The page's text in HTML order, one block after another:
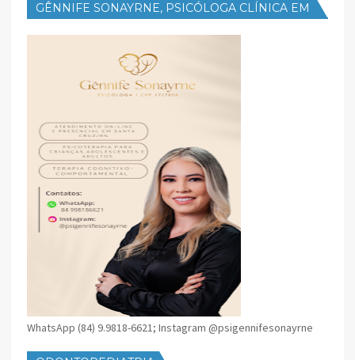
GÊNNIFE SONAYRNE, PSICÓLOGA CLÍNICA EM
WhatsApp (84) 9.9818-6621; Instagram @psigennifesonayrne